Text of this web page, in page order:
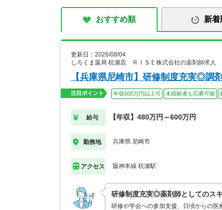
おすすめ順 新着
更新日：2026/08/04
しろくま薬局 杭瀬店 ＲＩＳＥ株式会社の薬剤師求人
【兵庫県尼崎市】研修制度充実◎調
注目ポイント 年収600万円以上可 未経験者も応募可能
給与 【年収】480万円～600万円
勤務地 兵庫県 尼崎市
アクセス 阪神本線 杭瀬駅
研修制度充実◎薬剤師としてのス
研修や学会への参加支援、日頃からの